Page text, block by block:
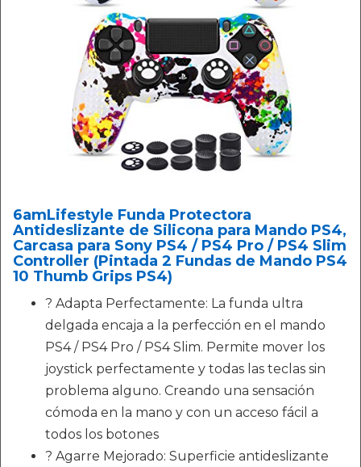
6amLifestyle Funda Protectora
Antideslizante de Silicona para Mando PS4,
Carcasa para Sony PS4 / PS4 Pro / PS4 Slim
Controller (Pintada 2 Fundas de Mando PS4
10 Thumb Grips PS4)
? Adapta Perfectamente: La funda ultra
delgada encaja a la perfección en el mando
PS4 / PS4 Pro / PS4 Slim. Permite mover los
joystick perfectamente y todas las teclas sin
problema alguno. Creando una sensación
cómoda en la mano y con un acceso fácil a
todos los botones
? Agarre Mejorado: Superficie antideslizante